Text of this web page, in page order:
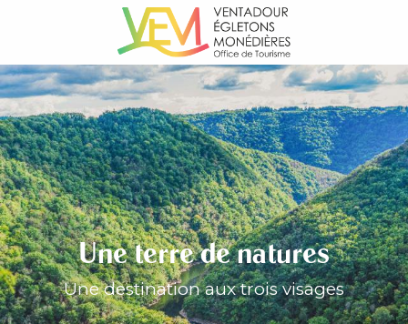
principal
Une terre de natures
Une destination aux trois visages